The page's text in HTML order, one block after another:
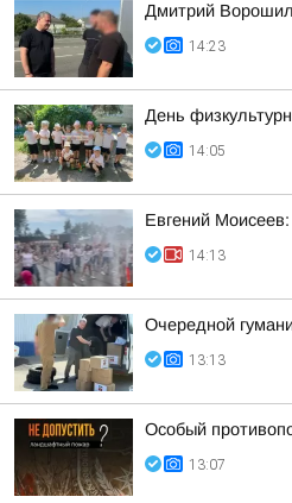
Дмитрий
14:23
День
14:05
Евгений
14:13
Очередной
13:13
Особый
13:07